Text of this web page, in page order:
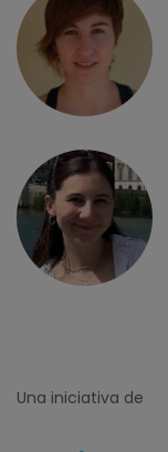
Una iniciativa de